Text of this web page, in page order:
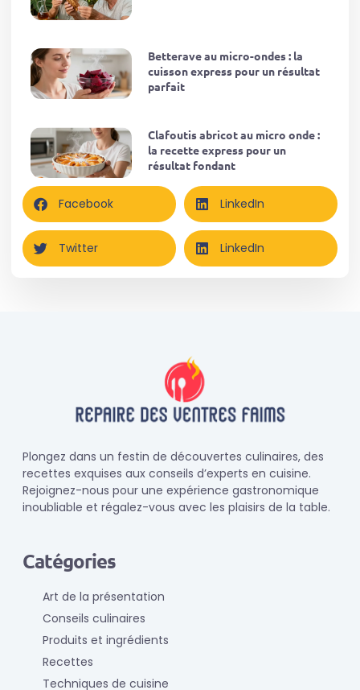
Betterave au micro-ondes : la
cuisson express pour un résultat
parfait
Clafoutis abricot au micro onde :
la recette express pour un
résultat fondant
Facebook LinkedIn
Twitter LinkedIn
Plongez dans un festin de découvertes culinaires, des
recettes exquises aux conseils d’experts en cuisine.
Rejoignez-nous pour une expérience gastronomique
inoubliable et régalez-vous avec les plaisirs de la table.
Catégories
Art de la présentation
Conseils culinaires
Produits et ingrédients
Recettes
Techniques de cuisine